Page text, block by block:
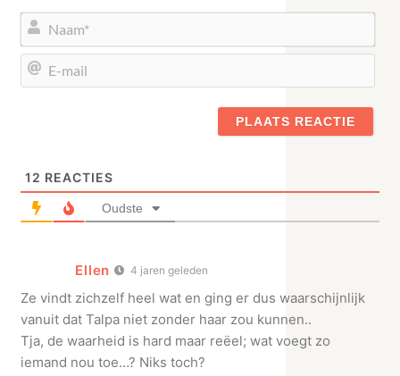
12 REACTIES
Oudste
Ellen 4 jaren geleden
Ze vindt zichzelf heel wat en ging er dus waarschijnlijk
vanuit dat Talpa niet zonder haar zou kunnen..
Tja, de waarheid is hard maar reëel; wat voegt zo
iemand nou toe…? Niks toch?